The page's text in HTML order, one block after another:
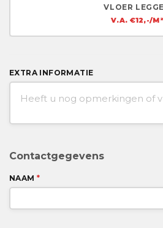
VLOER
V.A. €12,-/M²
EXTRA INFORMATIE
Contactgegevens
NAAM *